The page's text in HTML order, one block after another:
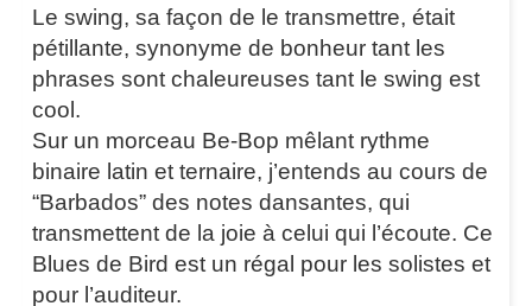
Le swing, sa façon de le transmettre, était
pétillante, synonyme de bonheur tant les
phrases sont chaleureuses tant le swing est
cool.
Sur un morceau Be-Bop mêlant rythme
binaire latin et ternaire, j’entends au cours de
“Barbados” des notes dansantes, qui
transmettent de la joie à celui qui l’écoute. Ce
Blues de Bird est un régal pour les solistes et
pour l’auditeur.